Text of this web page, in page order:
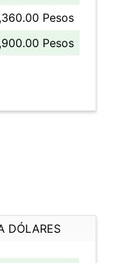
Pesos
Pesos
DÓLARES